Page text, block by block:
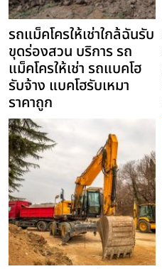
รถแม็คโครให้เช่าใกล้ฉันรับ
ขุดร่องสวน บริการ รถ
แม็คโครให้เช่า รถแบคโฮ
รับจ้าง แบคโฮรับเหมา
ราคาถูก